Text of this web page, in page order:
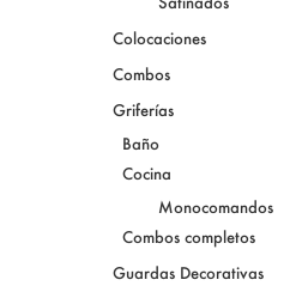
Colocaciones
Combos
Griferías
Baño
Cocina
Monocomandos
Combos completos
Guardas Decorativas